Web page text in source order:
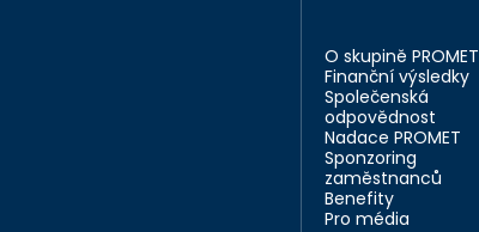
O skupině PROMET
Finanční výsledky
Společenská
odpovědnost
Nadace PROMET
Sponzoring
zaměstnanců
Benefity
Pro média